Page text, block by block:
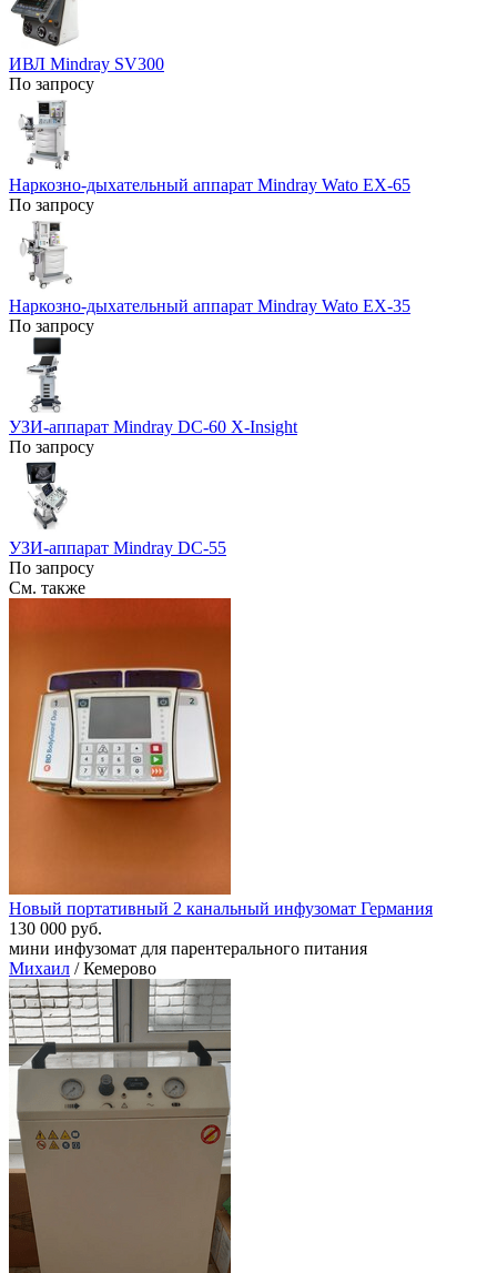
ИВЛ Mindray SV300
По запросу
Наркозно-дыхательный аппарат Mindray Wato EX-65
По запросу
Наркозно-дыхательный аппарат Mindray Wato EX-35
По запросу
УЗИ-аппарат Mindray DC-60 X-Insight
По запросу
УЗИ-аппарат Mindray DC-55
По запросу
См. также
Новый портативный 2 канальный инфузомат Германия
130 000 руб.
мини инфузомат для парентерального питания
Михаил / Кемерово